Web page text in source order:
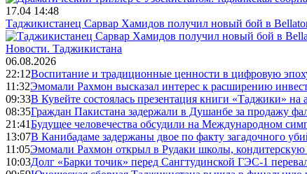
17.04 14:48
Таджикистанец Сарвар Хамидов получил новый бой в
Новости. Таджикистана
06.08.2026
22:12Воспитание и традиционные ценности в цифровую
11:32Эмомали Рахмон высказал интерес к расширению
09:33В Кувейте состоялась презентация книги «Таджики» на
08:35Граждан Пакистана задержали в Душанбе за продажу
21:41Будущее человечества обсудили на Международном
13:07В Канибадаме задержаны двое по факту загадочного
11:05Эмомали Рахмон открыл в Рудаки школы,
10:03Долг «Барки точик» перед Сангтудинской ГЭС-1